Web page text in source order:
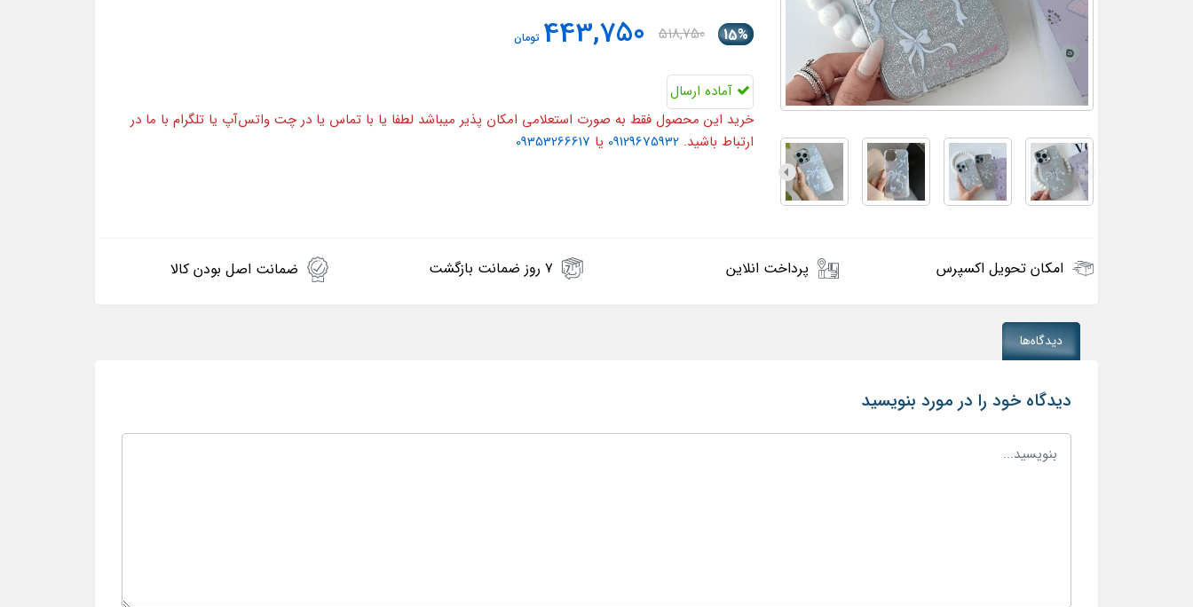
15%
518,750
443,750 تومان
آماده ارسال
خرید این محصول فقط به صورت استعلامی امکان پذیر میباشد لطفا یا با تماس یا در چت واتس‌آپ یا تلگرام با ما در
ارتباط باشید.09129675932 یا 09353266617
امکان تحویل اکسپرس پرداخت انلاین ۷ روز ضمانت بازگشت ضمانت اصل بودن کالا
دیدگاه‌ها
دیدگاه خود را در مورد بنویسید